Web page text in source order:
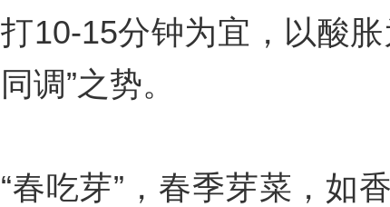
打10-15分钟为宜，以酸
同调”之势。
“春吃芽”，春季芽菜，如